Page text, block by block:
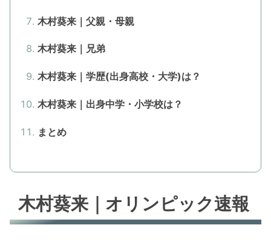
木村葵来｜父親・母親
木村葵来｜兄弟
木村葵来｜学歴(出身高校・大学)は？
木村葵来｜出身中学・小学校は？
まとめ
木村葵来｜オリンピック速報